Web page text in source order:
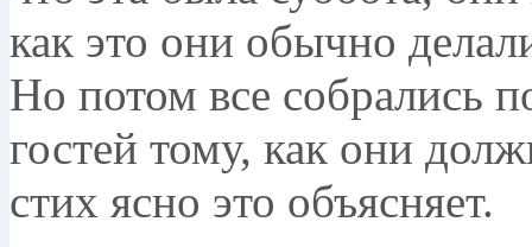
как это они обычно
Но потом все собрались
гостей тому, как они
стих ясно это объясняет.